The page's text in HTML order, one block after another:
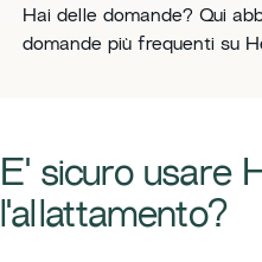
​​Hai delle domande? Qui
domande più frequenti su
​​E' sicuro usare
l'allattamento?​